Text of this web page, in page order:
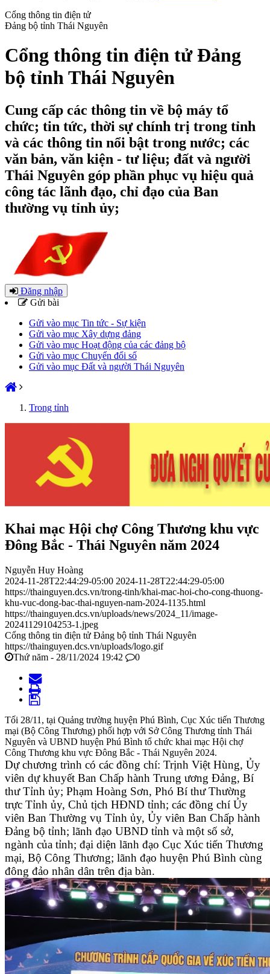
Cổng thông tin điện tử
Đảng bộ tỉnh Thái Nguyên
Cổng thông tin điện tử Đảng
bộ tỉnh Thái Nguyên
Cung cấp các thông tin về bộ máy tổ
chức; tin tức, thời sự chính trị trong tỉnh
và các thông tin nổi bật trong nước; các
văn bản, văn kiện - tư liệu; đất và người
Thái Nguyên góp phần phục vụ hiệu quả
công tác lãnh đạo, chỉ đạo của Ban
thường vụ tỉnh ủy;
Đăng nhập
Gửi bài
Gửi vào mục Tin tức - Sự kiện
Gửi vào mục Xây dựng đảng
Gửi vào mục Hoạt động của các đảng bộ
Gửi vào mục Chuyển đổi số
Gửi vào mục Đất và người Thái Nguyên
Trong tỉnh
Khai mạc Hội chợ Công Thương khu vực
Đông Bắc - Thái Nguyên năm 2024
Nguyễn Huy Hoàng
2024-11-28T22:44:29-05:00 2024-11-28T22:44:29-05:00
https://thainguyen.dcs.vn/trong-tinh/khai-mac-hoi-cho-cong-thuong-
khu-vuc-dong-bac-thai-nguyen-nam-2024-1135.html
https://thainguyen.dcs.vn/uploads/news/2024_11/image-
20241129104253-1.jpeg
Cổng thông tin điện tử Đảng bộ tỉnh Thái Nguyên
https://thainguyen.dcs.vn/uploads/logo.gif
Thứ năm - 28/11/2024 19:42
0
Tối 28/11, tại Quảng trường huyện Phú Bình, Cục Xúc tiến Thương
mại (Bộ Công Thương) phối hợp với Sở Công Thương tỉnh Thái
Nguyên và UBND huyện Phú Bình tổ chức khai mạc Hội chợ
Công Thương khu vực Đông Bắc - Thái Nguyên 2024.
Dự chương trình có các đồng chí: Trịnh Việt Hùng, Ủy
viên dự khuyết Ban Chấp hành Trung ương Đảng, Bí
thư Tỉnh ủy; Phạm Hoàng Sơn, Phó Bí thư Thường
trực Tỉnh ủy, Chủ tịch HĐND tỉnh; các đồng chí Ủy
viên Ban Thường vụ Tỉnh ủy, Ủy viên Ban Chấp hành
Đảng bộ tỉnh; lãnh đạo UBND tỉnh và một số sở,
ngành của tỉnh; đại diện lãnh đạo Cục Xúc tiến Thương
mại, Bộ Công Thương; lãnh đạo huyện Phú Bình cùng
đông đảo nhân dân trên địa bàn.